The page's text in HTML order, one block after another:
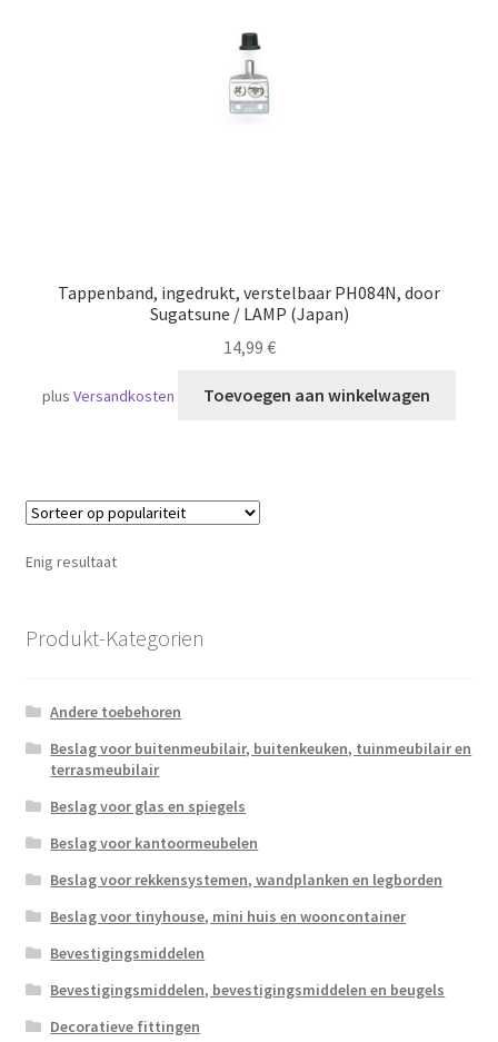
Tappenband, ingedrukt, verstelbaar PH084N, door
Sugatsune / LAMP (Japan)
14,99 €
plusVersandkosten Toevoegen aan winkelwagen
Enig resultaat
Produkt-Kategorien
Andere toebehoren
Beslag voor buitenmeubilair, buitenkeuken, tuinmeubilair en
terrasmeubilair
Beslag voor glas en spiegels
Beslag voor kantoormeubelen
Beslag voor rekkensystemen, wandplanken en legborden
Beslag voor tinyhouse, mini huis en wooncontainer
Bevestigingsmiddelen
Bevestigingsmiddelen, bevestigingsmiddelen en beugels
Decoratieve fittingen